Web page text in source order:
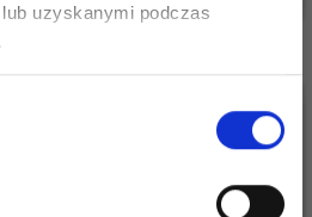
uzyskanymi podczas
do 50%
i uzyskaj wyłączny
wzorów na druty i